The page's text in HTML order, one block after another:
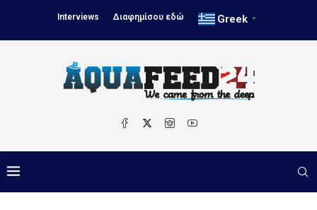
Interviews Διαφημίσου εδώ Greek ▼